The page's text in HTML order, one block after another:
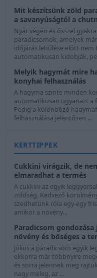
Mit készítsünk zöld
a savanyúságtól a
Nyár végén és ősszel
paradicsomok, amelyek
időjárás lehűlése előtt nem
automatikusan kidobják,
Melyik hagymát mire
konyhai felhasználás
A hagyma szinte minden
automatikusan ugyanazt a
Pedig a különböző
felhasználása jelentősen ...
KERTTIPPEK
Cukkini virágzik, de
elmaradhat a termés
A cukkini az egyik
zöldség. Kedvező
szedhetünk róla egy-egy
amikor a növény...
Paradicsom gondozása
növény és bőséges a
Július a paradicsom egyik
ekkorra már többnyire
és sorra jelennek meg
nagy meleg, az ...